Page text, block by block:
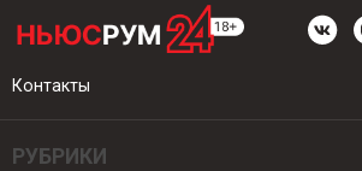
Контакты
РУБРИКИ